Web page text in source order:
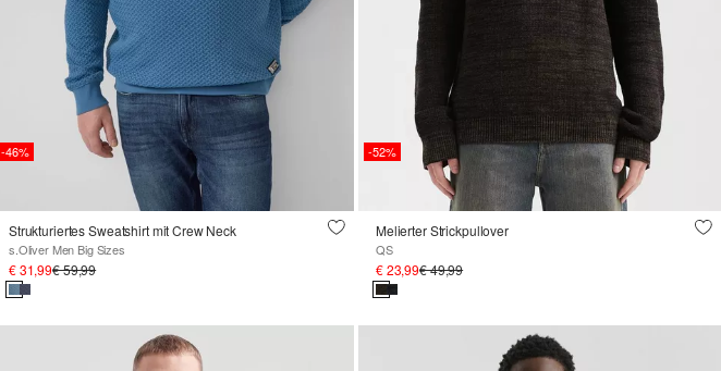
-46%
Strukturiertes Sweatshirt mit Crew Neck
s.Oliver Men Big Sizes
€ 31,99€ 59,99
-52%
Melierter Strickpullover
QS
€ 23,99€ 49,99